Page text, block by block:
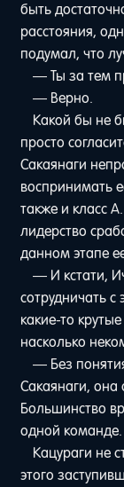
быть
расстояния,
подумал, что
— Ты за тем
— Верно.
Какой бы не
просто
Сакаянаги
воспринимать
также и класс
лидерство
данном этапе
— И кстати,
сотрудничать
какие-то
насколько
— Без
Сакаянаги, она
Большинство
одной
Кацураги не
этого